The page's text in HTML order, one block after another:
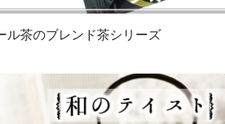
ル茶のブレンド茶シリーズ